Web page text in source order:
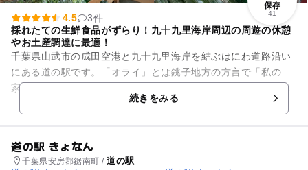
保存
41
4.5
3件
採れたての生鮮食品がずらり！九十九里海岸周辺の周遊の休憩
やお土産調達に最適！
千葉県山武市の成田空港と九十九里海岸を結ぶはにわ道路沿い
にある道の駅です。「オライ」とは銚子地方の方言で「私の
家」を意味します。物産館の「喜太陽」には、地元の特産品
や、採れたての生鮮食品が数多く...
続きをみる
道の駅 きょなん
千葉県安房郡鋸南町 /道の駅